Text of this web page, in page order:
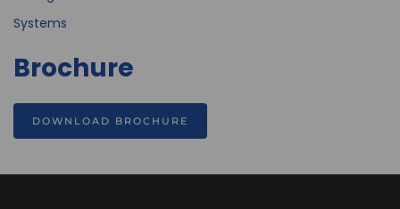
Systems
Brochure
DOWNLOAD BROCHURE